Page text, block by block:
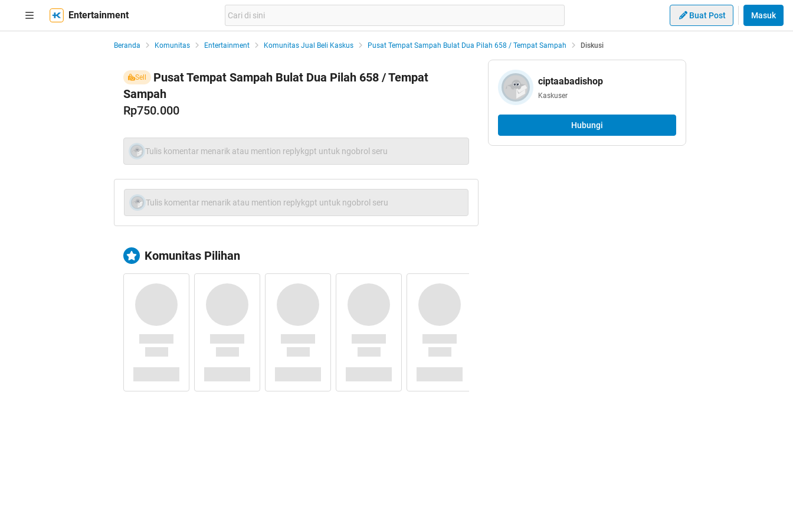
Entertainment Buat Post Masuk
Beranda Komunitas Entertainment Komunitas Jual Beli Kaskus Pusat Tempat Sampah Bulat Dua Pilah 658 / Tempat Sampah Diskusi
Sell
Pusat Tempat Sampah Bulat Dua Pilah 658 / Tempat
Sampah
Rp750.000
Tulis komentar menarik atau mention replykgpt untuk ngobrol seru
Tulis komentar menarik atau mention replykgpt untuk ngobrol seru
Komunitas Pilihan
ciptaabadishop
Kaskuser
Hubungi